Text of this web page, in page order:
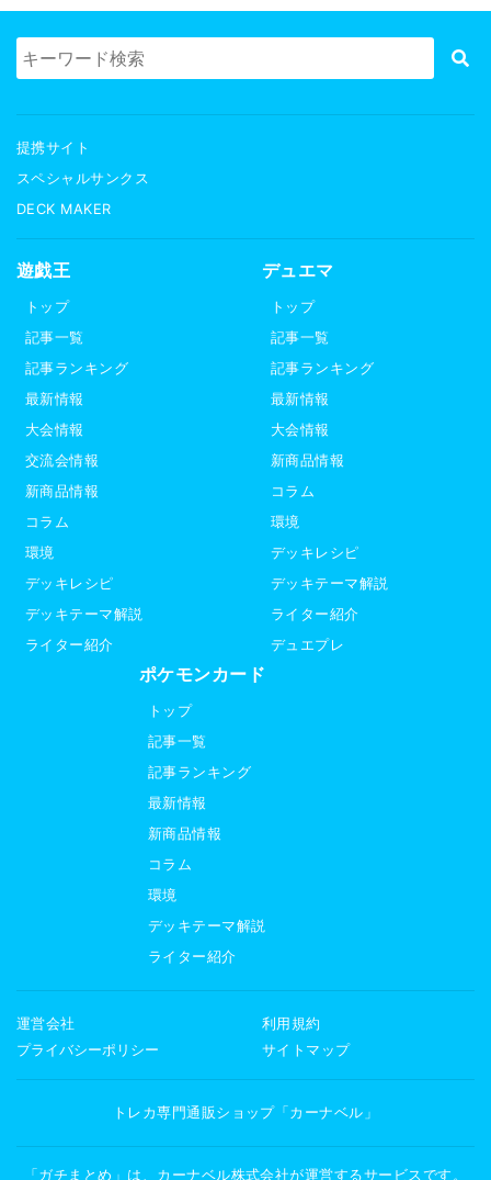
提携サイト
スペシャルサンクス
DECK MAKER
遊戯王
トップ
記事一覧
記事ランキング
最新情報
大会情報
交流会情報
新商品情報
コラム
環境
デッキレシピ
デッキテーマ解説
ライター紹介
デュエマ
トップ
記事一覧
記事ランキング
最新情報
大会情報
新商品情報
コラム
環境
デッキレシピ
デッキテーマ解説
ライター紹介
デュエプレ
ポケモンカード
トップ
記事一覧
記事ランキング
最新情報
新商品情報
コラム
環境
デッキテーマ解説
ライター紹介
運営会社
利用規約
プライバシーポリシー
サイトマップ
トレカ専門通販ショップ「カーナベル」
「ガチまとめ」は、カーナベル株式会社が運営するサービスです。